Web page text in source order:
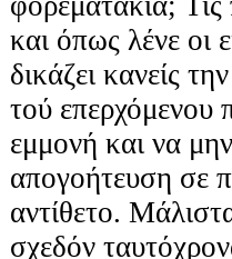
και όπως λένε οι
δικάζει κανείς
τού επερχόμενου
εμμονή και να
απογοήτευση σε
αντίθετο.
σχεδόν